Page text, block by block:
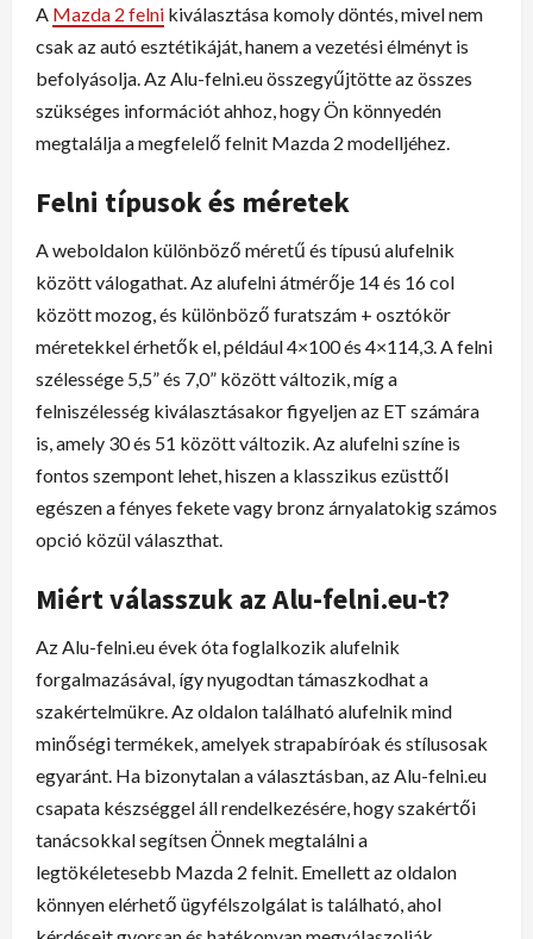
A Mazda 2 felni kiválasztása komoly döntés, mivel nem
csak az autó esztétikáját, hanem a vezetési élményt is
befolyásolja. Az Alu-felni.eu összegyűjtötte az összes
szükséges információt ahhoz, hogy Ön könnyedén
megtalálja a megfelelő felnit Mazda 2 modelljéhez.
Felni típusok és méretek
A weboldalon különböző méretű és típusú alufelnik
között válogathat. Az alufelni átmérője 14 és 16 col
között mozog, és különböző furatszám + osztókör
méretekkel érhetők el, például 4×100 és 4×114,3. A felni
szélessége 5,5” és 7,0” között változik, míg a
felniszélesség kiválasztásakor figyeljen az ET számára
is, amely 30 és 51 között változik. Az alufelni színe is
fontos szempont lehet, hiszen a klasszikus ezüsttől
egészen a fényes fekete vagy bronz árnyalatokig számos
opció közül választhat.
Miért válasszuk az Alu-felni.eu-t?
Az Alu-felni.eu évek óta foglalkozik alufelnik
forgalmazásával, így nyugodtan támaszkodhat a
szakértelmükre. Az oldalon található alufelnik mind
minőségi termékek, amelyek strapabíróak és stílusosak
egyaránt. Ha bizonytalan a választásban, az Alu-felni.eu
csapata készséggel áll rendelkezésére, hogy szakértői
tanácsokkal segítsen Önnek megtalálni a
legtökéletesebb Mazda 2 felnit. Emellett az oldalon
könnyen elérhető ügyfélszolgálat is található, ahol